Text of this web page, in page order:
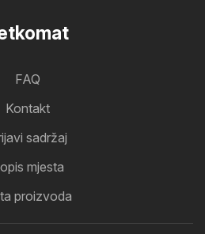
FAQ
Kontakt
sadržaj
mjesta
proizvoda